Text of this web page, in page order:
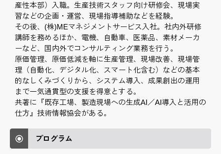
産性本部）入職。生産技術スタッフ向け研修会、現場実
習などの企画・運営、現場指導補助などを経験。
その後、(株)MEマネジメントサービス入社。社内外研修
講師を務めるほか、電機、自動車、医薬品、素材メーカ
ーなど、国内外でコンサルティング業務を行う。
原価管理、原価低減を軸に生産管理、現場改善、現場管
理（自動化、デジタル化、スマート化含む）などの基本
的なしくみづくりから、システム導入、成果創出の運用
まで一気通貫型の支援を得意とする。
共著に『既存工場、製造現場への生成AI／AI導入と活用の
仕方』技術情報協会がある。
プログラム